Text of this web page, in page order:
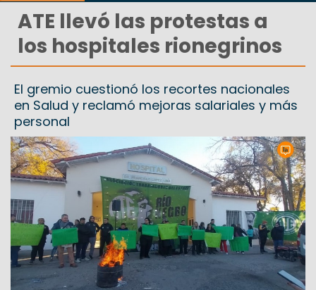
ATE llevó las protestas a
los hospitales rionegrinos
El gremio cuestionó los recortes nacionales
en Salud y reclamó mejoras salariales y más
personal